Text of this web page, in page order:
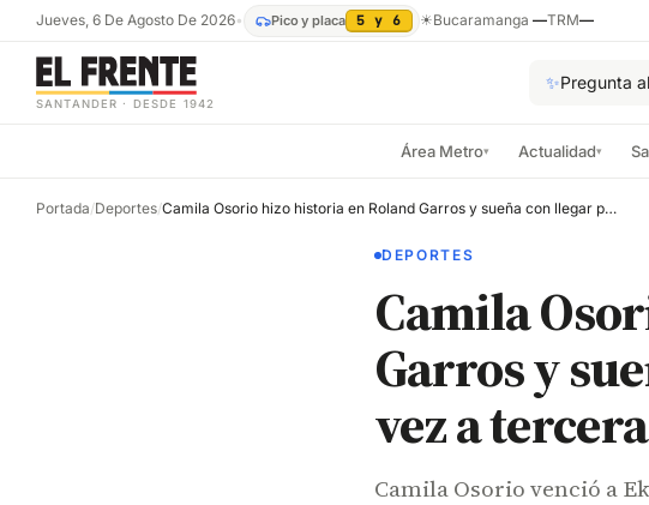
Jueves, 6 De Agosto De 2026• Pico y placa 5 y 6 ☀Bucaramanga —TRM—
SANTANDER · DESDE 1942
✨Pregunta
Área Metro▾ Actualidad▾
Portada/Deportes/ Camila Osorio hizo historia en Roland Garros y sueña con llegar por primera vez a tercera ronda
DEPORTES
Camila
Garros y
vez a
Camila Osorio venció a